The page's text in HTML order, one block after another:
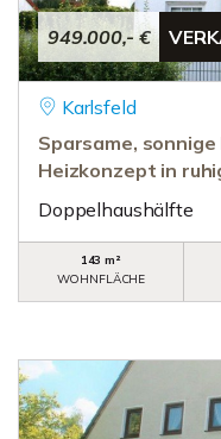
949.000,- €
Karlsfeld
Sparsame,
Heizkonzept in
Doppelhaushälfte
143 m²
WOHNFLÄCHE